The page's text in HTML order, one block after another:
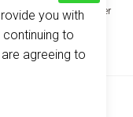
Designer
you with
to
agreeing to